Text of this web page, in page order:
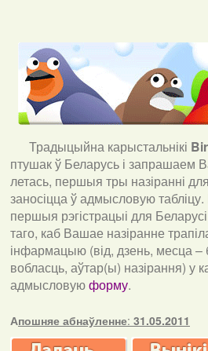
Традыцыйна карыстальнікі
птушак ў Беларусь і запрашаем
летась, першыя тры назіранні
заносіцца ў адмысловую
першыя рэгістрацыі для
таго, каб Вашае назіранне
інфармацыю (від, дзень, месца
вобласць, аўтар(ы) назірання) у
адмысловуюформу.
Апошняе абнаўленне: 31.05.2011